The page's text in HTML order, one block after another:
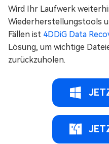
Wird Ihr Laufwerk
Wiederherstellungstools
Fällen ist 4DDiG Data
Lösung, um wichtige
zurückzuholen.